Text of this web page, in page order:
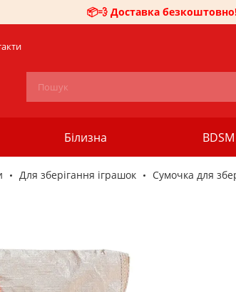
📦💨 Доставка
Білизна BDSM
Для зберігання іграшок Сумочка для